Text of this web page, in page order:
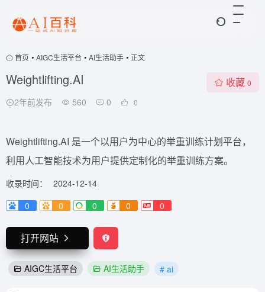
首页 • AIGC生活平台 • AI生活助手 • 正文
Weightlifting.AI
2年前发布 560 0 0
收藏 0
Weightlifting.AI 是一个以用户为中心的举重训练计划平台，
利用人工智能技术为用户提供定制化的举重训练方案。
收录时间：
2024-12-14
0
0 0 0 0
打开网站
AIGC生活平台 AI生活助手 # ai